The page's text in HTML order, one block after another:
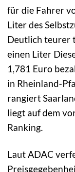
für die Fahrer
Liter des
Deutlich teurer
einen Liter
1,781 Euro
in Rheinland-
rangiert
liegt auf dem
Ranking.
Laut ADAC